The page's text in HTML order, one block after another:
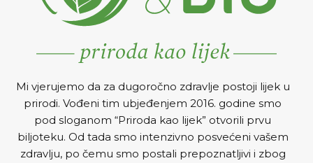
Mi vjerujemo da za dugoročno zdravlje postoji lijek u
prirodi. Vođeni tim ubjeđenjem 2016. godine smo
pod sloganom “Priroda kao lijek” otvorili prvu
biljoteku. Od tada smo intenzivno posvećeni vašem
zdravlju, po čemu smo postali prepoznatljivi i zbog